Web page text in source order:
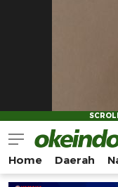
Mengonlinekan
Home Daerah